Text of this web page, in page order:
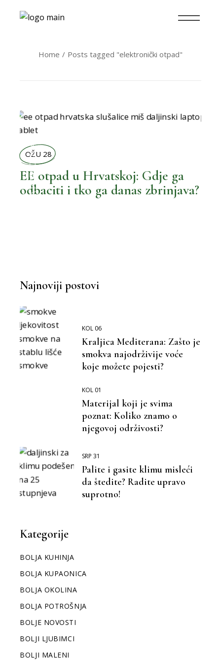
Home Posts tagged "elektronički otpad"
BOLJA POTROŠNJA
OŽU 28
EE otpad u Hrvatskoj: Gdje ga
odbaciti i tko ga danas zbrinjava?
Najnoviji postovi
KOL 06
Kraljica Mediterana: Zašto je
smokva najodrživije voće
koje možete pojesti?
KOL 01
Materijal koji je svima
poznat: Koliko znamo o
njegovoj održivosti?
SRP 31
Palite i gasite klimu misleći
da štedite? Radite upravo
suprotno!
Kategorije
BOLJA KUHINJA
BOLJA KUPAONICA
BOLJA OKOLINA
BOLJA POTROŠNJA
BOLJE NOVOSTI
BOLJI LJUBIMCI
BOLJI MALENI